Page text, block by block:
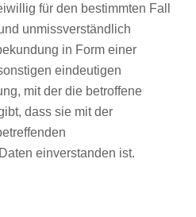
für den bestimmten Fall
unmissverständlich
in Form einer
eindeutigen
mit der die betroffene
dass sie mit der
einverstanden ist.